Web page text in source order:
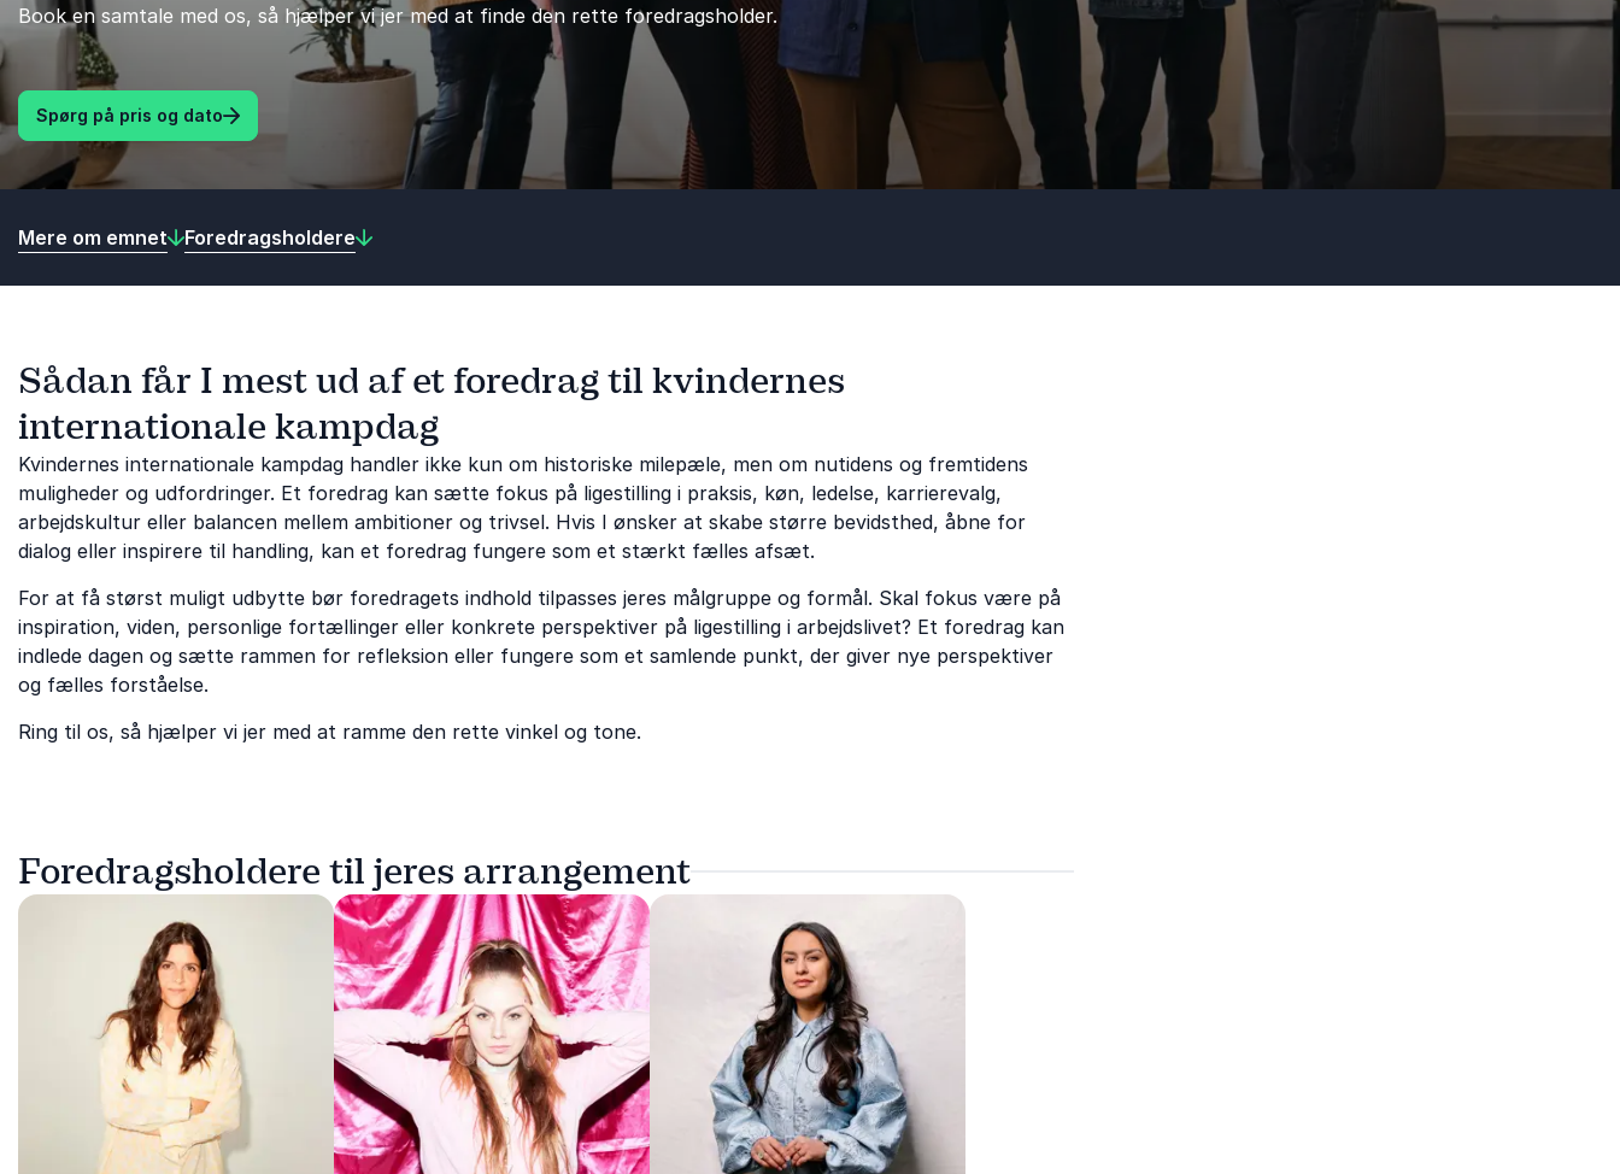
Book en samtale med os, så hjælper vi jer med at finde den rette foredragsholder.
Spørg på pris og dato
Firma / Organisation
Evt. detaljer om dit arrangement
Mere om emnet Foredragsholdere
Sådan får I mest ud af et foredrag til kvindernes
internationale kampdag
Kvindernes internationale kampdag handler ikke kun om historiske milepæle, men om nutidens og fremtidens
muligheder og udfordringer. Et foredrag kan sætte fokus på ligestilling i praksis, køn, ledelse, karrierevalg,
arbejdskultur eller balancen mellem ambitioner og trivsel. Hvis I ønsker at skabe større bevidsthed, åbne for
dialog eller inspirere til handling, kan et foredrag fungere som et stærkt fælles afsæt.
For at få størst muligt udbytte bør foredragets indhold tilpasses jeres målgruppe og formål. Skal fokus være på
inspiration, viden, personlige fortællinger eller konkrete perspektiver på ligestilling i arbejdslivet? Et foredrag kan
indlede dagen og sætte rammen for refleksion eller fungere som et samlende punkt, der giver nye perspektiver
og fælles forståelse.
Ring til os, så hjælper vi jer med at ramme den rette vinkel og tone.
Foredragsholdere til jeres arrangement